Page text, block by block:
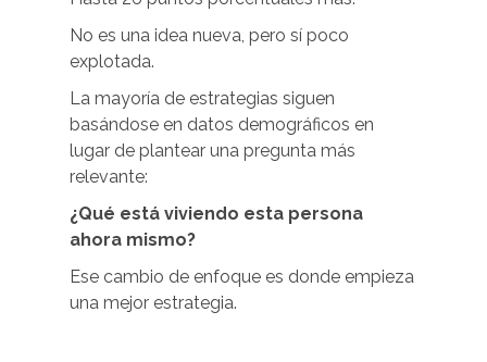
No es una idea nueva, pero sí poco
explotada.
La mayoría de estrategias siguen
basándose en datos demográficos en
lugar de plantear una pregunta más
relevante:
¿Qué está viviendo esta persona
ahora mismo?
Ese cambio de enfoque es donde empieza
una mejor estrategia.